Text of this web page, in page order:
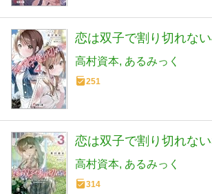
恋は双子で割り切れな
高村資本 あるみっく
251
恋は双子で割り切れな
高村資本 あるみっく
314